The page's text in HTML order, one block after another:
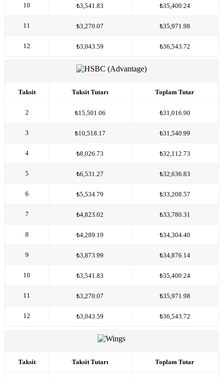
10 ₺3,541.83 ₺35,400.24
11 ₺3,270.07 ₺35,971.98
12 ₺3,043.59 ₺36,543.72
Taksit Taksit Tutarı Toplam Tutar
2 ₺15,501.06 ₺31,016.90
3 ₺10,518.17 ₺31,540.99
4 ₺8,026.73 ₺32,112.73
5 ₺6,531.27 ₺32,636.83
6 ₺5,534.79 ₺33,208.57
7 ₺4,823.02 ₺33,780.31
8 ₺4,289.19 ₺34,304.40
9 ₺3,873.99 ₺34,876.14
10 ₺3,541.83 ₺35,400.24
11 ₺3,270.07 ₺35,971.98
12 ₺3,043.59 ₺36,543.72
Taksit Taksit Tutarı Toplam Tutar